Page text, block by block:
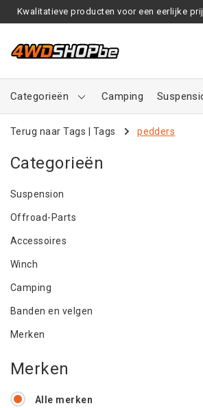
Kwalitatieve producten voor een eerlijke
Categorieën Camping
Terug naar Tags Tags pedders
Categorieën
Suspension
Offroad-Parts
Accessoires
Winch
Camping
Banden en velgen
Merken
Merken
Alle merken